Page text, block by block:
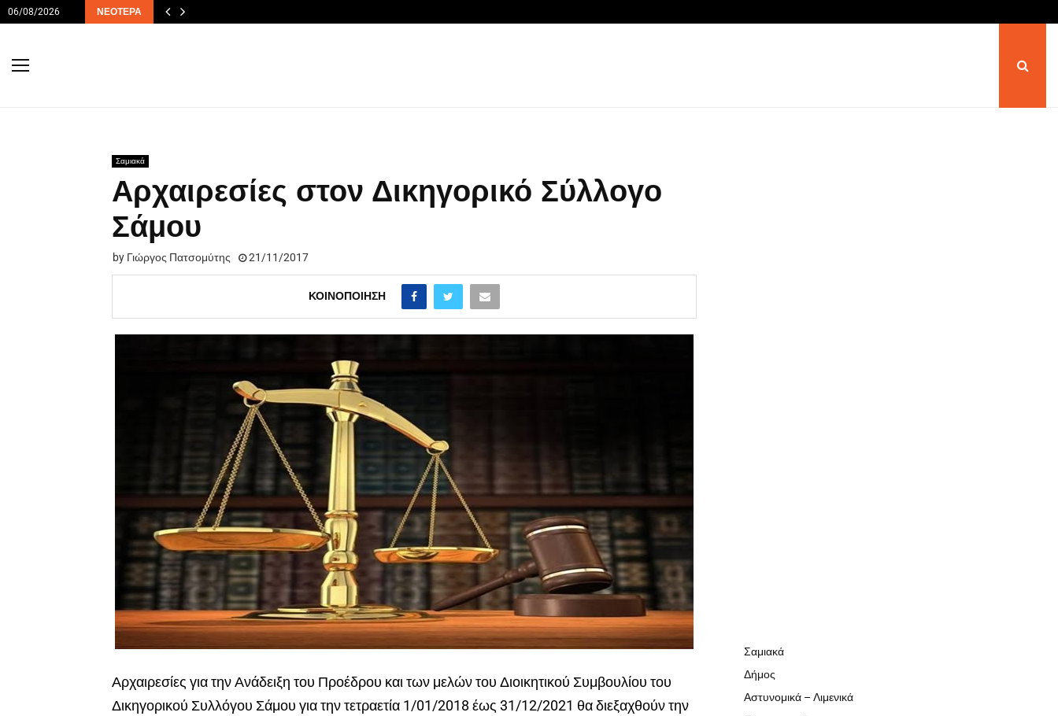
06/08/2026 ΝΕΌΤΕΡΑ
Σαμιακά
Αρχαιρεσίες στον Δικηγορικό Σύλλογο
Σάμου
by Γιώργος Πατσομύτης 21/11/2017
ΚΟΙΝΟΠΟΊΗΣΗ
Αρχαιρεσίες για την Ανάδειξη του Προέδρου και των μελών του Διοικητικού Συμβουλίου του
Δικηγορικού Συλλόγου Σάμου για την τετραετία 1/01/2018 έως 31/12/2021 θα διεξαχθούν την
Σαμιακά
Δήμος
Αστυνομικά – Λιμενικά